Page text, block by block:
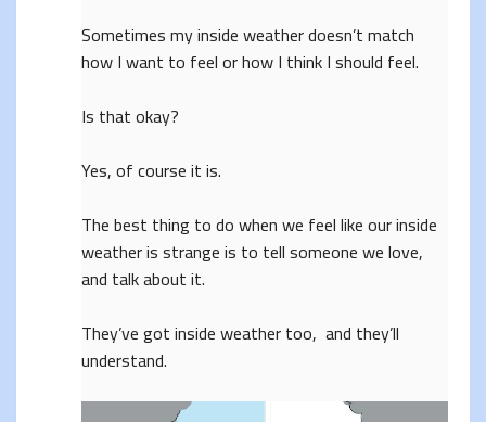
Sometimes my inside weather doesn’t match
how I want to feel or how I think I should feel.
Is that okay?
Yes, of course it is.
The best thing to do when we feel like our inside
weather is strange is to tell someone we love,
and talk about it.
They’ve got inside weather too, and they’ll
understand.